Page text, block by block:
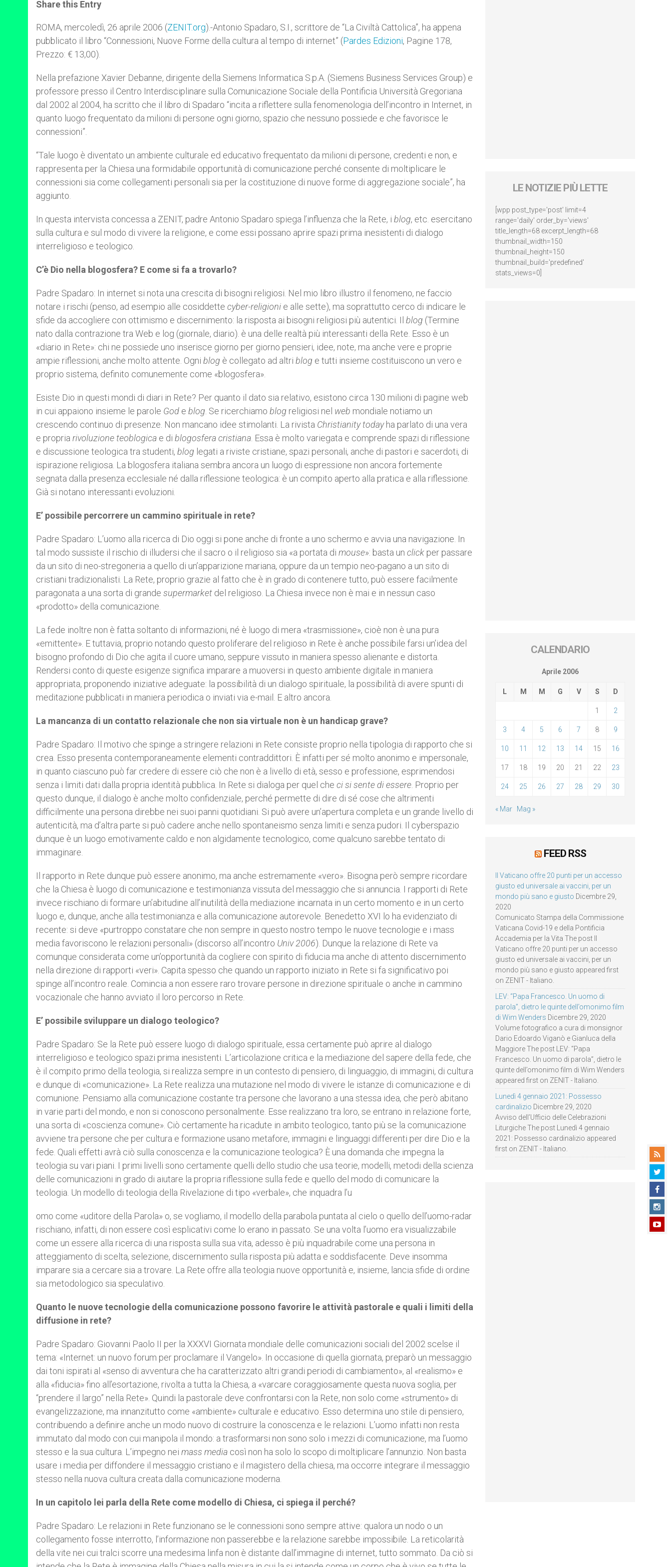
s
p
p
e
g
e
r
b
o
k
r
Share this Entry
ROMA, mercoledì, 26 aprile 2006 (ZENIT.org).-Antonio Spadaro, S.I., scrittore de “La Civiltà Cattolica”, ha appena
pubblicato il libro “Connessioni, Nuove Forme della cultura al tempo di internet” (Pardes Edizioni, Pagine 178,
Prezzo: € 13,00).
Nella prefazione Xavier Debanne, dirigente della Siemens Informatica S.p.A. (Siemens Business Services Group) e
professore presso il Centro Interdisciplinare sulla Comunicazione Sociale della Pontificia Università Gregoriana
dal 2002 al 2004, ha scritto che il libro di Spadaro “incita a riflettere sulla fenomenologia dell’incontro in Internet, in
quanto luogo frequentato da milioni di persone ogni giorno, spazio che nessuno possiede e che favorisce le
connessioni”.
“Tale luogo è diventato un ambiente culturale ed educativo frequentato da milioni di persone, credenti e non, e
rappresenta per la Chiesa una formidabile opportunità di comunicazione perché consente di moltiplicare le
connessioni sia come collegamenti personali sia per la costituzione di nuove forme di aggregazione sociale”, ha
aggiunto.
In questa intervista concessa a ZENIT, padre Antonio Spadaro spiega l’influenza che la Rete, i blog, etc. esercitano
sulla cultura e sul modo di vivere la religione, e come essi possano aprire spazi prima inesistenti di dialogo
interreligioso e teologico.
C’è Dio nella blogosfera? E come si fa a trovarlo?
Padre Spadaro: In internet si nota una crescita di bisogni religiosi. Nel mio libro illustro il fenomeno, ne faccio
notare i rischi (penso, ad esempio alle cosiddette cyber-religioni e alle sette), ma soprattutto cerco di indicare le
sfide da accogliere con ottimismo e discernimento: la risposta ai bisogni religiosi più autentici. Il blog (Termine
nato dalla contrazione tra Web e log (giornale, diario). è una delle realtà più interessanti della Rete. Esso è un
«diario in Rete»: chi ne possiede uno inserisce giorno per giorno pensieri, idee, note, ma anche vere e proprie
ampie riflessioni, anche molto attente. Ogni blog è collegato ad altri blog e tutti insieme costituiscono un vero e
proprio sistema, definito comunemente come «blogosfera».
Esiste Dio in questi mondi di diari in Rete? Per quanto il dato sia relativo, esistono circa 130 milioni di pagine web
in cui appaiono insieme le parole God e blog . Se ricerchiamo blog religiosi nel web mondiale notiamo un
crescendo continuo di presenze. Non mancano idee stimolanti. La rivista Christianity todayha parlato di una vera
e propria rivoluzione teoblogica e di blogosfera cristiana . Essa è molto variegata e comprende spazi di riflessione
e discussione teologica tra studenti, blog legati a riviste cristiane, spazi personali, anche di pastori e sacerdoti, di
ispirazione religiosa. La blogosfera italiana sembra ancora un luogo di espressione non ancora fortemente
segnata dalla presenza ecclesiale né dalla riflessione teologica: è un compito aperto alla pratica e alla riflessione.
Già si notano interessanti evoluzioni.
E’ possibile percorrere un cammino spirituale in rete?
Padre Spadaro: L’uomo alla ricerca di Dio oggi si pone anche di fronte a uno schermo e avvia una navigazione. In
tal modo sussiste il rischio di illudersi che il sacro o il religioso sia «a portata di mouse»: basta un click per passare
da un sito di neo-stregoneria a quello di un’apparizione mariana, oppure da un tempio neo-pagano a un sito di
cristiani tradizionalisti. La Rete, proprio grazie al fatto che è in grado di contenere tutto, può essere facilmente
paragonata a una sorta di grande supermarket del religioso. La Chiesa invece non è mai e in nessun caso
«prodotto» della comunicazione.
La fede inoltre non è fatta soltanto di informazioni, né è luogo di mera «trasmissione», cioè non è una pura
«emittente». E tuttavia, proprio notando questo proliferare del religioso in Rete è anche possibile farsi un’idea del
bisogno profondo di Dio che agita il cuore umano, seppure vissuto in maniera spesso alienante e distorta.
Rendersi conto di queste esigenze significa imparare a muoversi in questo ambiente digitale in maniera
appropriata, proponendo iniziative adeguate: la possibilità di un dialogo spirituale, la possibilità di avere spunti di
meditazione pubblicati in maniera periodica o inviati via e-mail. E altro ancora.
La mancanza di un contatto relazionale che non sia virtuale non è un handicap grave?
Padre Spadaro: Il motivo che spinge a stringere relazioni in Rete consiste proprio nella tipologia di rapporto che si
crea. Esso presenta contemporaneamente elementi contraddittori. È infatti per sé molto anonimo e impersonale,
in quanto ciascuno può far credere di essere ciò che non è a livello di età, sesso e professione, esprimendosi
senza i limiti dati dalla propria identità pubblica. In Rete si dialoga per quel che ci si sente di essere . Proprio per
questo dunque, il dialogo è anche molto confidenziale, perché permette di dire di sé cose che altrimenti
difficilmente una persona direbbe nei suoi panni quotidiani. Si può avere un’apertura completa e un grande livello di
autenticità, ma d’altra parte si può cadere anche nello spontaneismo senza limiti e senza pudori. Il cyberspazio
dunque è un luogo emotivamente caldo e non algidamente tecnologico, come qualcuno sarebbe tentato di
immaginare.
Il rapporto in Rete dunque può essere anonimo, ma anche estremamente «vero». Bisogna però sempre ricordare
che la Chiesa è luogo di comunicazione e testimonianza vissuta del messaggio che si annuncia. I rapporti di Rete
invece rischiano di formare un’abitudine all’inutilità della mediazione incarnata in un certo momento e in un certo
luogo e, dunque, anche alla testimonianza e alla comunicazione autorevole. Benedetto XVI lo ha evidenziato di
recente: si deve «purtroppo constatare che non sempre in questo nostro tempo le nuove tecnologie e i mass
media favoriscono le relazioni personali» (discorso all’incontro Univ 2006). Dunque la relazione di Rete va
comunque considerata come un’opportunità da cogliere con spirito di fiducia ma anche di attento discernimento
nella direzione di rapporti «veri». Capita spesso che quando un rapporto iniziato in Rete si fa significativo poi
spinge all’incontro reale. Comincia a non essere raro trovare persone in direzione spirituale o anche in cammino
vocazionale che hanno avviato il loro percorso in Rete.
E’ possibile sviluppare un dialogo teologico?
Padre Spadaro: Se la Rete può essere luogo di dialogo spirituale, essa certamente può aprire al dialogo
interreligioso e teologico spazi prima inesistenti. L’articolazione critica e la mediazione del sapere della fede, che
è il compito primo della teologia, si realizza sempre in un contesto di pensiero, di linguaggio, di immagini, di cultura
e dunque di «comunicazione». La Rete realizza una mutazione nel modo di vivere le istanze di comunicazione e di
comunione. Pensiamo alla comunicazione costante tra persone che lavorano a una stessa idea, che però abitano
in varie parti del mondo, e non si conoscono personalmente. Esse realizzano tra loro, se entrano in relazione forte,
una sorta di «coscienza comune». Ciò certamente ha ricadute in ambito teologico, tanto più se la comunicazione
avviene tra persone che per cultura e formazione usano metafore, immagini e linguaggi differenti per dire Dio e la
fede. Quali effetti avrà ciò sulla conoscenza e la comunicazione teologica? È una domanda che impegna la
teologia su vari piani. I primi livelli sono certamente quelli dello studio che usa teorie, modelli, metodi della scienza
delle comunicazioni in grado di aiutare la propria riflessione sulla fede e quello del modo di comunicare la
teologia. Un modello di teologia della Rivelazione di tipo «verbale», che inquadra l’u
omo come «uditore della Parola» o, se vogliamo, il modello della parabola puntata al cielo o quello dell’uomo-radar
rischiano, infatti, di non essere così esplicativi come lo erano in passato. Se una volta l’uomo era visualizzabile
come un essere alla ricerca di una risposta sulla sua vita, adesso è più inquadrabile come una persona in
atteggiamento di scelta, selezione, discernimento sulla risposta più adatta e soddisfacente. Deve insomma
imparare sia a cercare sia a trovare. La Rete offre alla teologia nuove opportunità e, insieme, lancia sfide di ordine
sia metodologico sia speculativo.
Quanto le nuove tecnologie della comunicazione possono favorire le attività pastorale e quali i limiti della
diffusione in rete?
Padre Spadaro: Giovanni Paolo II per la XXXVI Giornata mondiale delle comunicazioni sociali del 2002 scelse il
tema: «Internet: un nuovo forum per proclamare il Vangelo». In occasione di quella giornata, preparò un messaggio
dai toni ispirati al «senso di avventura che ha caratterizzato altri grandi periodi di cambiamento», al «realismo» e
alla «fiducia» fino all’esortazione, rivolta a tutta la Chiesa, a «varcare coraggiosamente questa nuova soglia, per
“prendere il largo” nella Rete». Quindi la pastorale deve confrontarsi con la Rete, non solo come «strumento» di
evangelizzazione, ma innanzitutto come «ambiente» culturale e educativo. Esso determina uno stile di pensiero,
contribuendo a definire anche un modo nuovo di costruire la conoscenza e le relazioni. L’uomo infatti non resta
immutato dal modo con cui manipola il mondo: a trasformarsi non sono solo i mezzi di comunicazione, ma l’uomo
stesso e la sua cultura. L’impegno nei mass media così non ha solo lo scopo di moltiplicare l’annunzio. Non basta
usare i media per diffondere il messaggio cristiano e il magistero della chiesa, ma occorre integrare il messaggio
stesso nella nuova cultura creata dalla comunicazione moderna.
In un capitolo lei parla della Rete come modello di Chiesa, ci spiega il perché?
Padre Spadaro: Le relazioni in Rete funzionano se le connessioni sono sempre attive: qualora un nodo o un
collegamento fosse interrotto, l’informazione non passerebbe e la relazione sarebbe impossibile. La reticolarità
della vite nei cui tralci scorre una medesima linfa non è distante dall’immagine di internet, tutto sommato. Da ciò si
LE NOTIZIE PIÙ LETTE
[wpp post_type='post' limit=4
range='daily' order_by='views'
title_length=68 excerpt_length=68
thumbnail_width=150
thumbnail_height=150
thumbnail_build='predefined'
stats_views=0]
CALENDARIO
Aprile 2006
L M M G V S D
1 2
3 4 5 6 7 8 9
10 11 12 13 14 15 16
17 18 19 20 21 22 23
24 25 26 27 28 29 30
« Mar Mag »
FEED RSS
Il Vaticano offre 20 punti per un accesso
giusto ed universale ai vaccini, per un
mondo più sano e giusto Dicembre 29,
2020
Comunicato Stampa della Commissione
Vaticana Covid-19 e della Pontificia
Accademia per la Vita The post Il
Vaticano offre 20 punti per un accesso
giusto ed universale ai vaccini, per un
mondo più sano e giusto appeared first
on ZENIT - Italiano.
LEV: “Papa Francesco. Un uomo di
parola”, dietro le quinte dell’omonimo film
di Wim Wenders Dicembre 29, 2020
Volume fotografico a cura di monsignor
Dario Edoardo Viganò e Gianluca della
Maggiore The post LEV: “Papa
Francesco. Un uomo di parola”, dietro le
quinte dell’omonimo film di Wim Wenders
appeared first on ZENIT - Italiano.
Lunedì 4 gennaio 2021: Possesso
cardinalizio Dicembre 29, 2020
Avviso dell’Ufficio delle Celebrazioni
Liturgiche The post Lunedì 4 gennaio
2021: Possesso cardinalizio appeared
first on ZENIT - Italiano.